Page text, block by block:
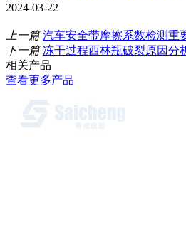
2024-03-22
上一篇 汽车安全带摩擦系数检测重
下一篇 冻干过程西林瓶破裂原因分
相关产品
查看更多产品